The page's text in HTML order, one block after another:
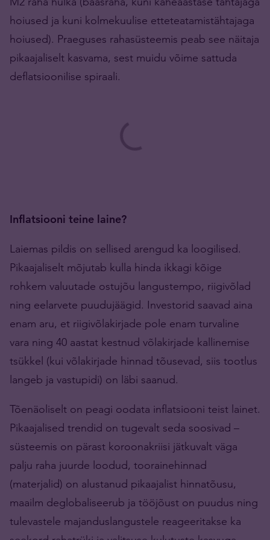
hoiused ja kuni kolmekuulise etteteatamistähtajaga
hoiused). Praeguses rahasüsteemis peab see näitaja
pikaajaliselt kasvama, sest muidu võime sattuda
deflatsioonilise spiraali.
Inflatsiooni teine laine?
Laiemas pildis on sellised arengud ka loogilised.
Pikaajaliselt mõjutab kulla hinda ikkagi kõige
rohkem valuutade ostujõu langustempo, riigivõlad
ning eelarvete puudujäägid. Investorid saavad aina
enam aru, et riigivõlakirjade pole enam turvaline
vara ning 40 aastat kestnud võlakirjade kallinemise
tsükkel (kui võlakirjade hinnad tõusevad, siis tootlus
langeb ja vastupidi) on läbi saanud.
Tõenäoliselt on peagi oodata inflatsiooni teist lainet.
Pikaajalised trendid on tugevalt seda soosivad –
süsteemis on pärast koroonakriisi jätkuvalt väga
palju raha juurde loodud, toorainehinnad
(materjalid) on alustanud pikaajalist hinnatõusu,
maailm deglobaliseerub ja tööjõust on puudus ning
tulevastele majanduslangustele reageeritakse ka